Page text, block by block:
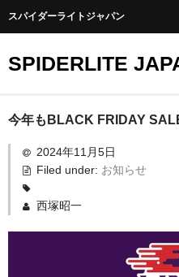
スパイダーライトジャパン
SPIDERLITE
ホーム
RE雨宮
今年もBLACK FRIDAY
2024年11月5日
Filed under: お知らせ
西塚昭一